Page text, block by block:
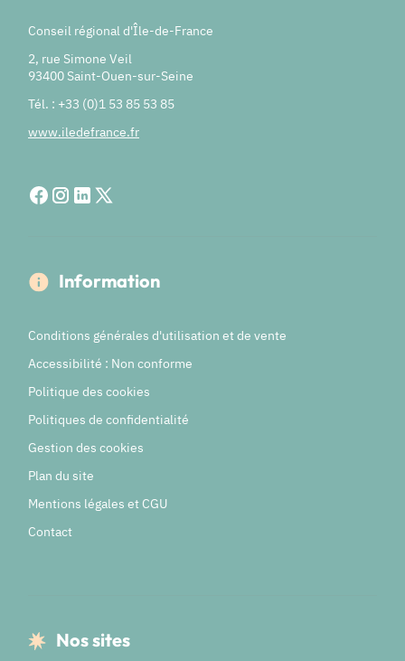
Conseil régional d'Île-de-France
2, rue Simone Veil
93400 Saint-Ouen-sur-Seine
Tél. : +33 (0)1 53 85 53 85
www.iledefrance.fr
Information
Conditions générales d'utilisation et de vente
Accessibilité : Non conforme
Politique des cookies
Politiques de confidentialité
Gestion des cookies
Plan du site
Mentions légales et CGU
Contact
Nos sites